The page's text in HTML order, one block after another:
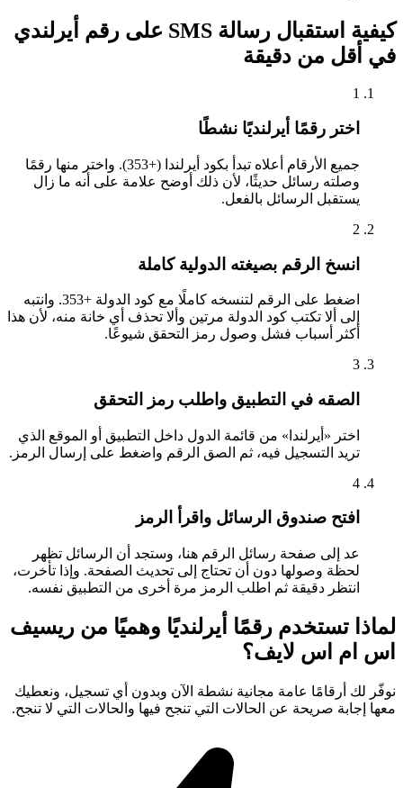
كيفية استقبال رسالة SMS على رقم أيرلندي
في أقل من دقيقة
1
اختر رقمًا أيرلنديًا نشطًا
جميع الأرقام أعلاه تبدأ بكود أيرلندا (+353). واختر منها رقمًا
وصلته رسائل حديثًا، لأن ذلك أوضح علامة على أنه ما زال
يستقبل الرسائل بالفعل.
2
انسخ الرقم بصيغته الدولية كاملة
اضغط على الرقم لتنسخه كاملًا مع كود الدولة +353. وانتبه
إلى ألا تكتب كود الدولة مرتين وألا تحذف أي خانة منه، لأن هذا
أكثر أسباب فشل وصول رمز التحقق شيوعًا.
3
الصقه في التطبيق واطلب رمز التحقق
اختر «أيرلندا» من قائمة الدول داخل التطبيق أو الموقع الذي
تريد التسجيل فيه، ثم الصق الرقم واضغط على إرسال الرمز.
4
افتح صندوق الرسائل واقرأ الرمز
عد إلى صفحة رسائل الرقم هنا، وستجد أن الرسائل تظهر
لحظة وصولها دون أن تحتاج إلى تحديث الصفحة. وإذا تأخرت،
انتظر دقيقة ثم اطلب الرمز مرة أخرى من التطبيق نفسه.
لماذا تستخدم رقمًا أيرلنديًا وهميًا من ريسيف
اس ام اس لايف؟
نوفّر لك أرقامًا عامة مجانية نشطة الآن وبدون أي تسجيل، ونعطيك
معها إجابة صريحة عن الحالات التي تنجح فيها والحالات التي لا تنجح.